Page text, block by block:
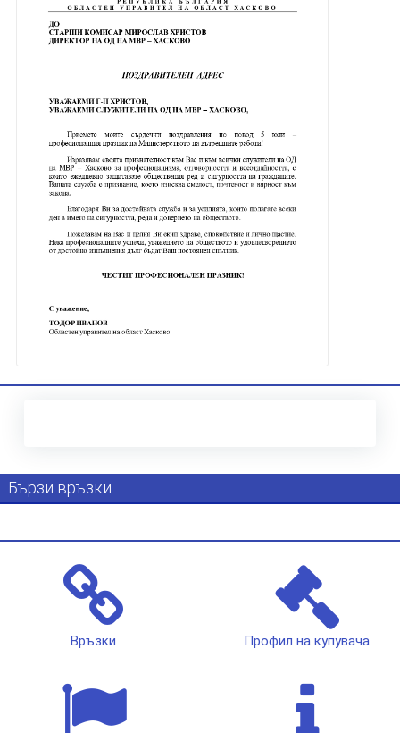
Бързи връзки
Връзки Профил на купувача